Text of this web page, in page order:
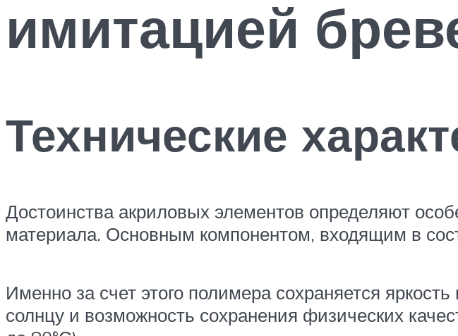
имитацией
Технические
Достоинства акриловых элементов определяют
материала. Основным компонентом, входящим в
Именно за счет этого полимера сохраняется
солнцу и возможность сохранения физических